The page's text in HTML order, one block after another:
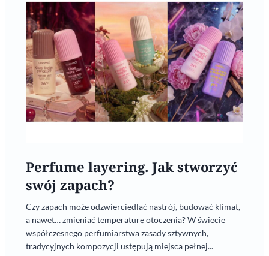
Perfume layering. Jak stworzyć
swój zapach?
Czy zapach może odzwierciedlać nastrój, budować klimat,
a nawet… zmieniać temperaturę otoczenia? W świecie
współczesnego perfumiarstwa zasady sztywnych,
tradycyjnych kompozycji ustępują miejsca pełnej...